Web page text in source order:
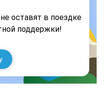
оставят в поездке
поддержки!